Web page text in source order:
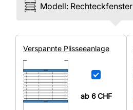
Modell: Rechteck­fenster
Ver­spannte Plissee­anlage
ab 6CHF